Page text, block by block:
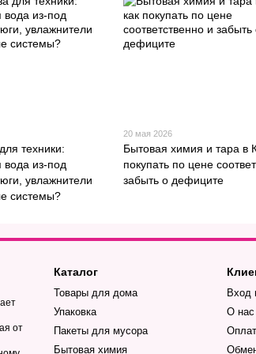
техники:
из-под
увлажнители
системы?
20 мая 2026
Бытовая химия и тара в
покупать по цене
забыть о дефиците
от
Каталог
Товары для дома
Упаковка
Пакеты для мусора
Бытовая химия
Вход
О нас